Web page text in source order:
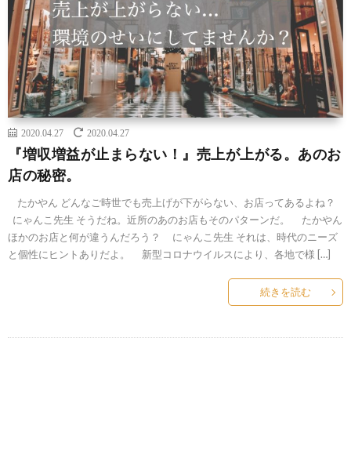
2020.04.27 2020.04.27
『増収増益が止まらない！』売上が上がる。あのお
店の秘密。
たかやん どんなご時世でも売上げが下がらない、お店ってあるよね？
にゃんこ先生 そうだね。近所のあのお店もそのパターンだ。 たかやん
ほかのお店と何が違うんだろう？ にゃんこ先生 それは、時代のニーズ
と個性にヒントありだよ。 新型コロナウイルスにより、各地で様 […]
続きを読む